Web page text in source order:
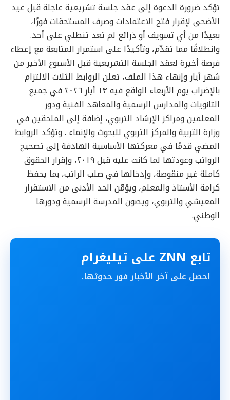
تؤكد ضرورة الدعوة إلى عقد جلسة تشريعية عاجلة قبل عيد
الأضحى لإقرار فتح الاعتمادات وصرف المستحقات فورًا،
بعيدًا من أي تسويف أو ذرائع لم تعد تنطلي على أحد.
وانطلاقًا مما تقدّم، وتأكيدًا على استمرار المتابعة مع إعطاء
فرصة أخيرة لعقد الجلسة التشريعية قبل الأسبوع الأخير من
شهر أيار وإنهاء هذا الملف، تعلن الروابط الثلاث الالتزام
بالإضراب يوم الأربعاء الواقع فيه ١٣ أيار ٢٠٢٦ في جميع
الثانويات والمدارس الرسمية والمعاهد الفنية ودور
المعلمين ومراكز الإرشاد التربوي، إضافة إلى الملحقين في
وزارة التربية والمركز التربوي للبحوث والإنماء . وتؤكد الروابط
المضي قدمًا في معركتها الأساسية الهادفة إلى تصحيح
الرواتب وعودتها لما كانت عليه قبل ٢٠١٩، وإقرار الحقوق
كاملة غير منقوصة، وإدخالها في صلب الراتب، بما يحفظ
كرامة الأستاذ والمعلم، ويؤمّن الحد الأدنى من الاستقرار
المعيشي والتربوي، ويصون المدرسة الرسمية ودورها
الوطني.
تابع ZNN على تيليغرام
احصل على آخر الأخبار فور حدوثها.